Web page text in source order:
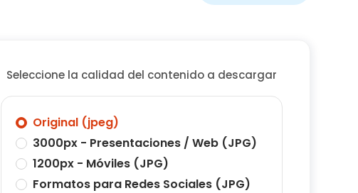
Seleccione la calidad del contenido a descargar
Original (jpeg)
3000px - Presentaciones / Web (JPG)
1200px - Móviles (JPG)
Formatos para Redes Sociales (JPG)